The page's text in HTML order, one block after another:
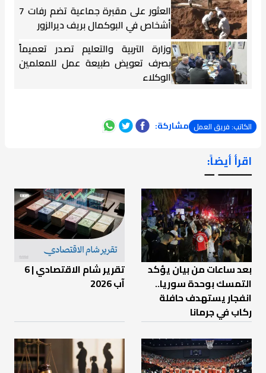
العثور على مقبرة جماعية تضم رفات 7
أشخاص في البوكمال بريف ديرالزور
وزارة التربية والتعليم تصدر تعميماً
بصرف تعويض طبيعة عمل للمعلمين
الوكلاء
الكاتب: فريق العمل مشاركة:
اقرأ أيضاً:
ـــــــ ــ
بعد ساعات من بيان يؤكد
التمسك بوحدة سوريا..
انفجار يستهدف حافلة
ركاب في جرمانا
تقرير شام الاقتصادي | 6
آب 2026